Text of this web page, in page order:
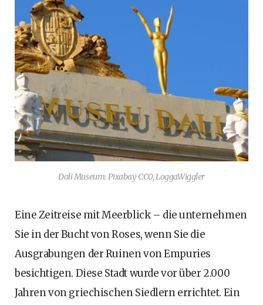
Dali Museum: Pixabay CC0, LoggaWiggler
Eine Zeitreise mit Meerblick – die unternehmen
Sie in der Bucht von Roses, wenn Sie die
Ausgrabungen der Ruinen von Empuries
besichtigen. Diese Stadt wurde vor über 2.000
Jahren von griechischen Siedlern errichtet. Ein